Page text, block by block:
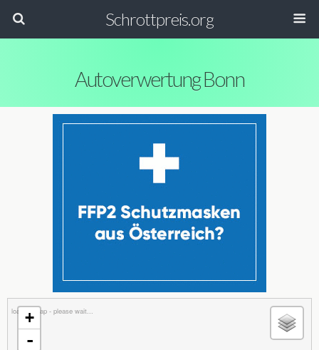
Schrottpreis.org
Autoverwertung Bonn
loading map - please wait...
+
-